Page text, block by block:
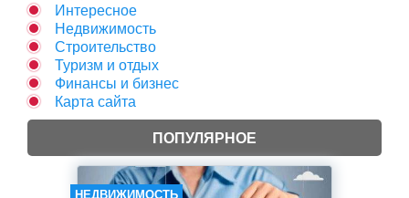
Интересное
Недвижимость
Строительство
Туризм и отдых
Финансы и бизнес
Карта сайта
ПОПУЛЯРНОЕ
НЕДВИЖИМОСТЬ